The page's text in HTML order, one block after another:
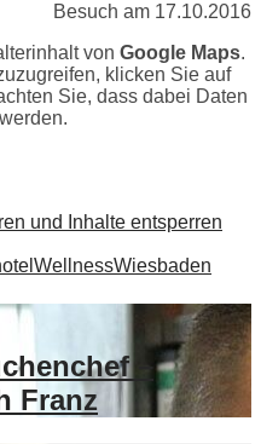
Besuch am 17.10.2016
von Google Maps.
klicken Sie auf
Sie, dass dabei Daten
und Inhalte entsperren
WellnessWiesbaden
–
Franz